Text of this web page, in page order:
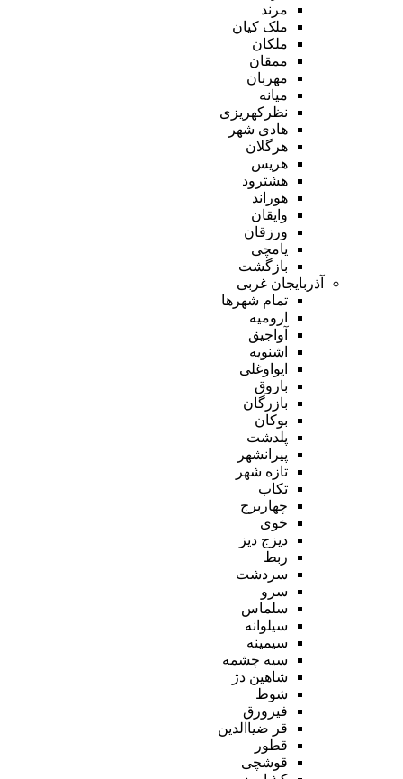
مرند
ملک کیان
ملکان
ممقان
مهربان
میانه
نظرکهریزی
هادی شهر
هرگلان
هریس
هشترود
هوراند
وایقان
ورزقان
یامچی
بازگشت
آذربایجان غربی
تمام شهر‌ها
ارومیه
آواجیق
اشنویه
ایواوغلی
باروق
بازرگان
بوکان
پلدشت
پیرانشهر
تازه شهر
تکاب
چهاربرج
خوی
دیزج دیز
ربط
سردشت
سرو
سلماس
سیلوانه
سیمینه
سیه چشمه
شاهین دژ
شوط
فیرورق
قر ضیاالدین
قطور
قوشچی